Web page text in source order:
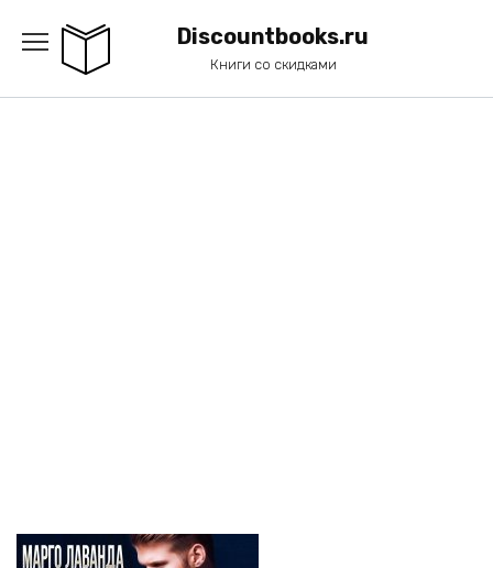
содержанию
Discountbooks.ru
Книги со скидками